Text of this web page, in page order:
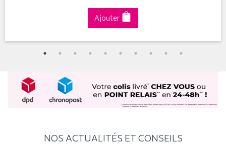
Ajouter
NOS ACTUALITÉS ET CONSEILS